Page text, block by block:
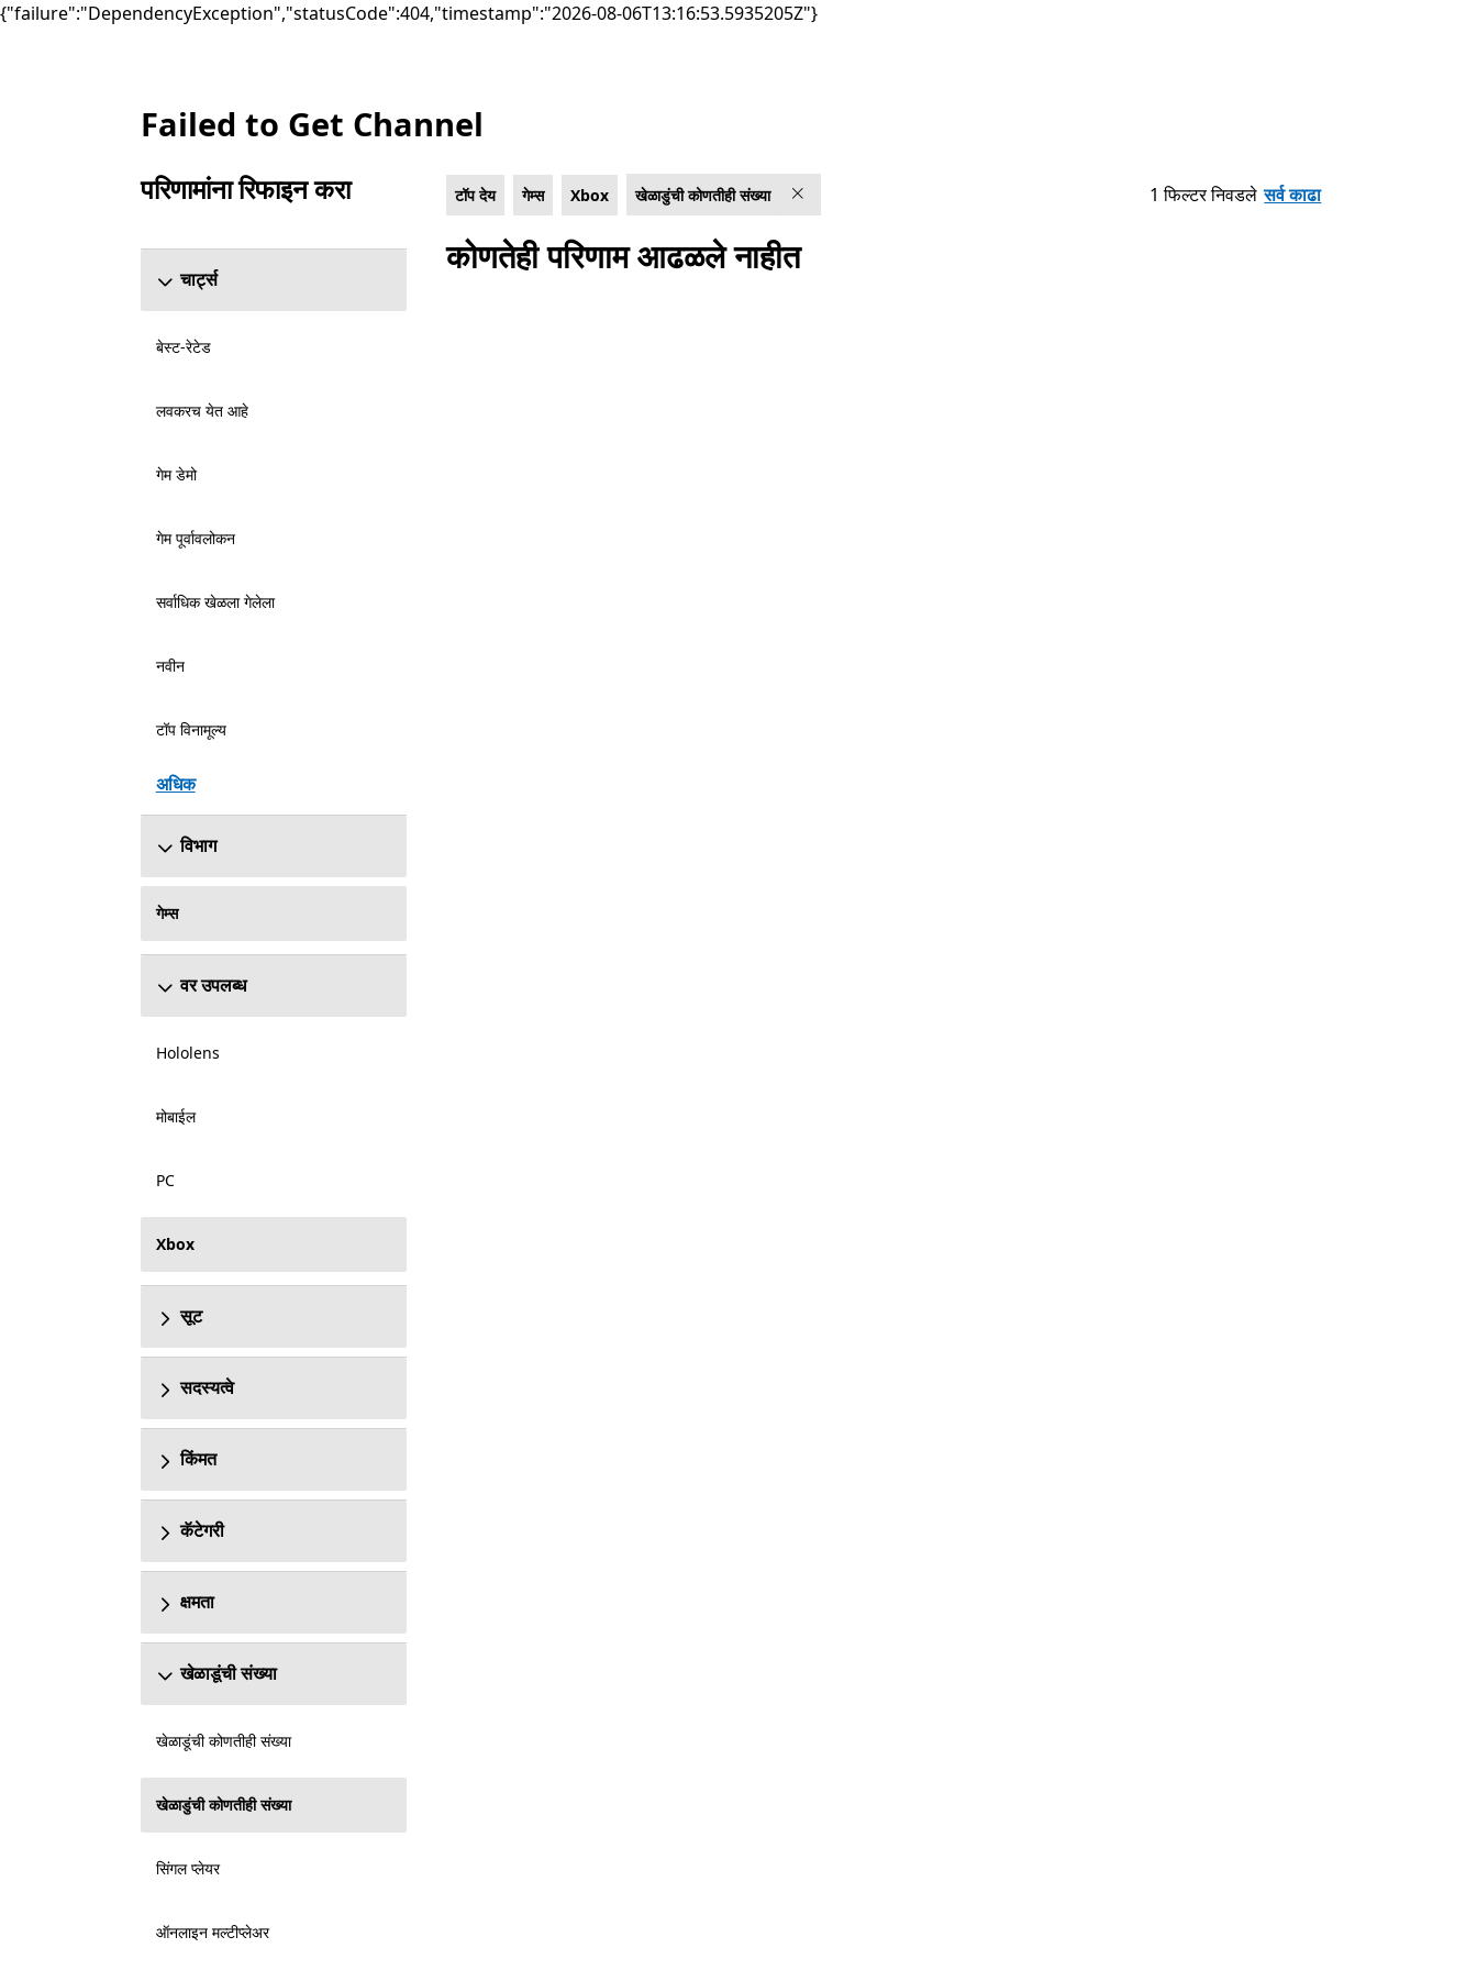
{"failure":"DependencyException","statusCode":404,"timestamp":"2026-08-06T13:16:53.5935205Z"}
सूची Microsoft.com
Failed to Get Channel
परिणामांना रिफाइन करा
रिफाइन परिणाम विभाग वगळा
चार्ट्स
बेस्ट-रेटेड
लवकरच येत आहे
गेम डेमो
गेम पूर्वावलोकन
सर्वाधिक खेळला गेलेला
नवीन
टॉप विनामूल्य
अधिक
विभाग
गेम्स
वर उपलब्ध
Hololens
मोबाईल
PC
Xbox
सूट
सदस्यत्वे
किंमत
कॅटेगरी
क्षमता
खेळाडूंची संख्या
खेळाडूंची कोणतीही संख्या
खेळाडुंची कोणतीही संख्या
सिंगल प्लेयर
ऑनलाइन मल्टीप्लेअर
टॉप देय गेम्स Xbox खेळाडुंची कोणतीही संख्या 1 फिल्टर निवडले सर्व काढा
कोणतेही परिणाम आढळले नाहीत